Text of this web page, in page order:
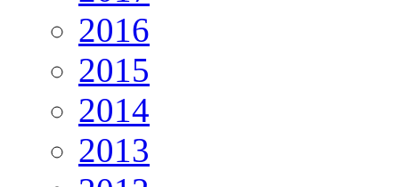
2016
2015
2014
2013